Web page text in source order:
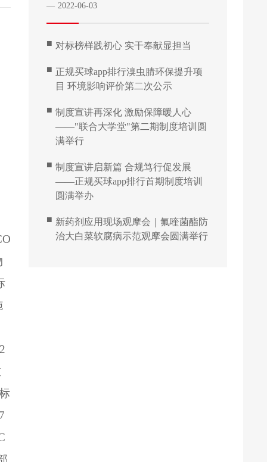
— 2022-06-03
■ 对标榜样践初心 实干奉献显担当
■ 正规买球app排行溴虫腈环保提升项
目 环境影响评价第二次公示
■ 制度宣讲再深化 激励保障暖人心
——"联合大学堂"第二期制度培训圆
满举行
■ 制度宣讲启新篇 合规笃行促发展
——正规买球app排行首期制度培训
圆满举办
■ 新药剂应用现场观摩会｜氟喹菌酯防
治大白菜软腐病示范观摩会圆满举行